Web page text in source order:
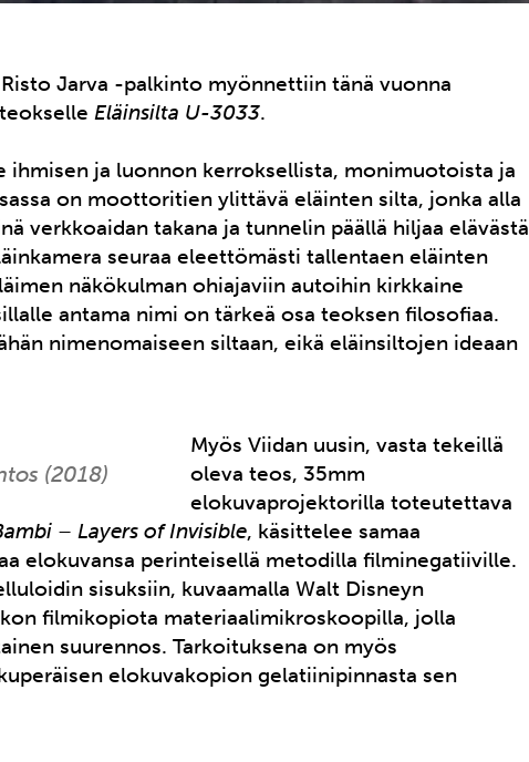
Jarva -palkinto myönnettiin tänä vuonna
Eläinsilta U-3033.
ihmisen ja luonnon kerroksellista, monimuotoista ja
on moottoritien ylittävä eläinten silta, jonka alla
verkkoaidan takana ja tunnelin päällä hiljaa elävästä
seuraa eleettömästi tallentaen eläinten
näkökulman ohiajaviin autoihin kirkkaine
antama nimi on tärkeä osa teoksen filosofiaa.
nimenomaiseen siltaan, eikä eläinsiltojen ideaan
(2018)
Myös Viidan uusin, vasta tekeillä
oleva teos, 35mm
elokuvaprojektorilla toteutettava
– Layers of Invisible, käsittelee samaa
elokuvansa perinteisellä metodilla filminegatiiville.
sisuksiin, kuvaamalla Walt Disneyn
filmikopiota materiaalimikroskoopilla, jolla
suurennos. Tarkoituksena on myös
elokuvakopion gelatiinipinnasta sen